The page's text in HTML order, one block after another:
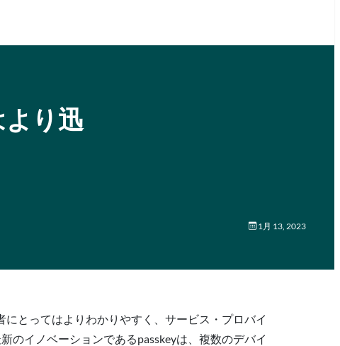
より迅
1月 13, 2023
とってはよりわかりやすく、サービス・プロバイ
のイノベーションであるpasskeyは、複数のデバイ